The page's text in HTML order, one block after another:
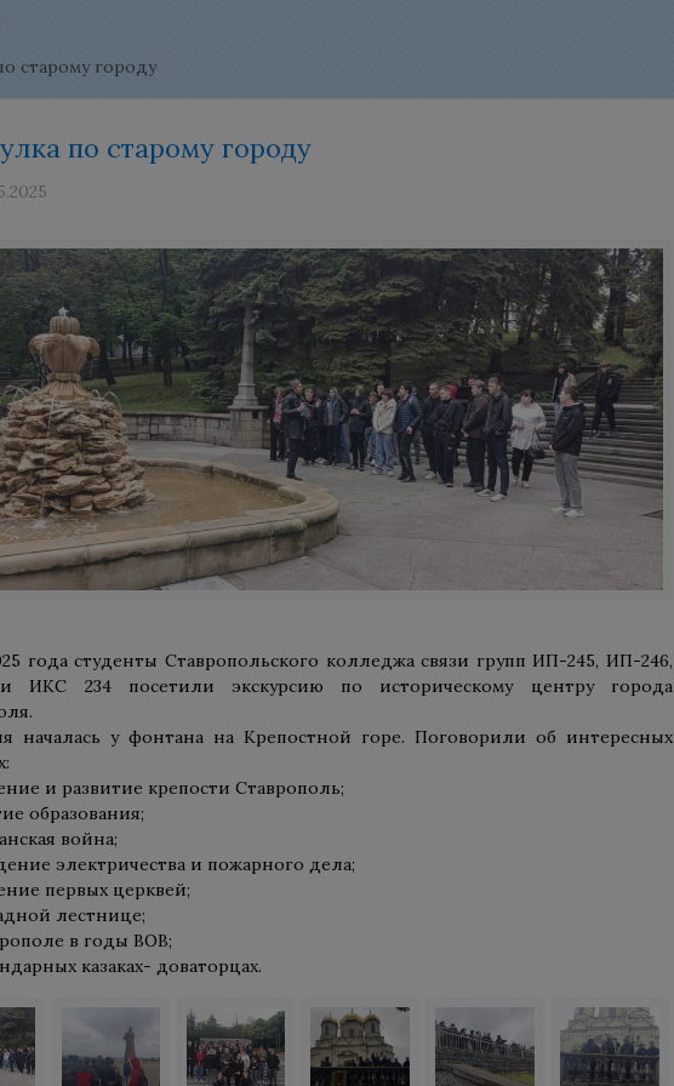
старому городу
по старому городу
года студенты Ставропольского колледжа связи групп ИП-245, ИП-246,
ИКС 234 посетили экскурсию по историческому центру города
началась у фонтана на Крепостной горе. Поговорили об интересных
и развитие крепости Ставрополь;
образования;
война;
электричества и пожарного дела;
первых церквей;
лестнице;
в годы ВОВ;
казаках- доваторцах.